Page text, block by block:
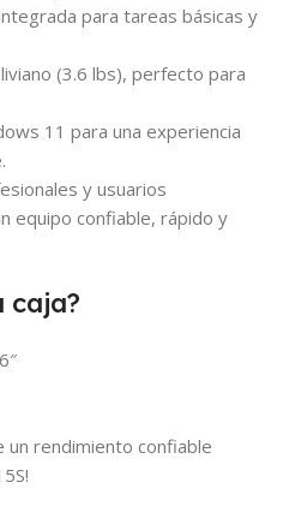
para tareas básicas y
(3.6 lbs), perfecto para
11 para una experiencia
y usuarios
equipo confiable, rápido y
caja?
un rendimiento confiable